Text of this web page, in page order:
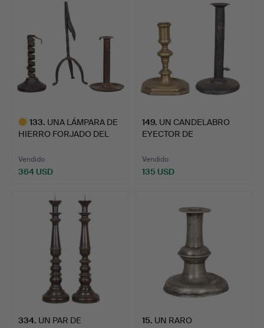
133. UNA LÁMPARA DE
HIERRO FORJADO DEL
Vendido
364 USD
seleccionado
149. UN CANDELABRO
EYECTOR DE
Vendido
135 USD
334. UN PAR DE
15. UN RARO